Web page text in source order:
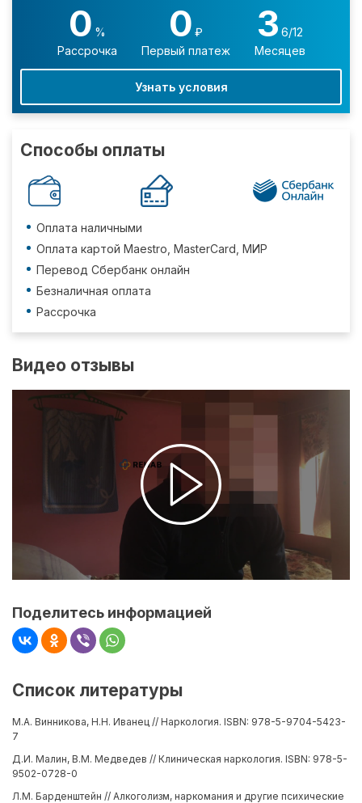
0 %
Рассрочка
0 ₽
Первый платеж
3 6/12
Месяцев
Узнать условия
Способы оплаты
Оплата наличными
Оплата картой Maestro, MasterCard, МИР
Перевод Сбербанк онлайн
Безналичная оплата
Рассрочка
Видео отзывы
Поделитесь информацией
Список литературы
М.А. Винникова, Н.Н. Иванец // Наркология. ISBN: 978-5-9704-5423-
7
Д.И. Малин, В.М. Медведев // Клиническая наркология. ISBN: 978-5-
9502-0728-0
Л.М. Барденштейн // Алкоголизм, наркомания и другие психические